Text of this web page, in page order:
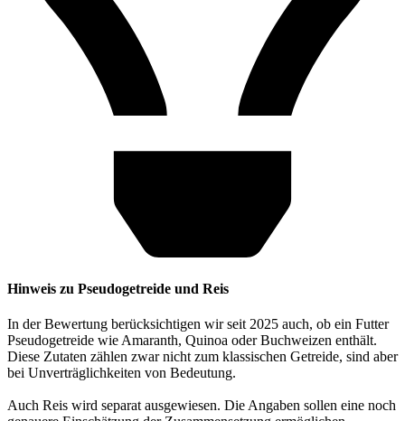
Hinweis zu Pseudogetreide und Reis
In der Bewertung berücksichtigen wir seit 2025 auch, ob ein Futter
Pseudogetreide wie Amaranth, Quinoa oder Buchweizen enthält.
Diese Zutaten zählen zwar nicht zum klassischen Getreide, sind aber
bei Unverträglichkeiten von Bedeutung.
Auch Reis wird separat ausgewiesen. Die Angaben sollen eine noch